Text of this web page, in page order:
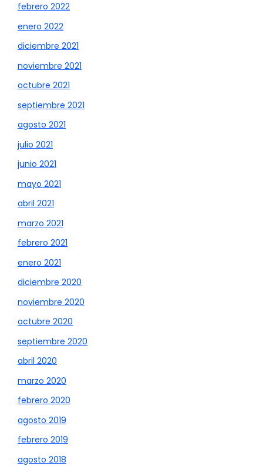
febrero 2022
enero 2022
diciembre 2021
noviembre 2021
octubre 2021
septiembre 2021
agosto 2021
julio 2021
junio 2021
mayo 2021
abril 2021
marzo 2021
febrero 2021
enero 2021
diciembre 2020
noviembre 2020
octubre 2020
septiembre 2020
abril 2020
marzo 2020
febrero 2020
agosto 2019
febrero 2019
agosto 2018